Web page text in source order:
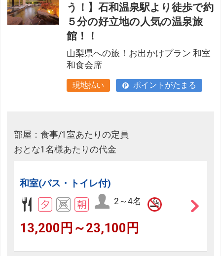
う！】石和温泉駅より徒歩で約
５分の好立地の人気の温泉旅
館！！
山梨県への旅！お出かけプラン 和室
和食会席
現地払い ポイントがたまる
部屋：食事/1室あたりの定員
おとな1名様あたりの代金
和室(バス・トイレ付)
2～4名
13,200円～23,100円